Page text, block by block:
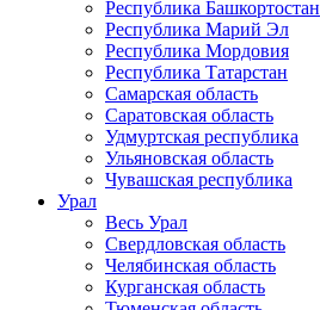
Республика Башкортостан
Республика Марий Эл
Республика Мордовия
Республика Татарстан
Самарская область
Саратовская область
Удмуртская республика
Ульяновская область
Чувашская республика
Урал
Весь Урал
Свердловская область
Челябинская область
Курганская область